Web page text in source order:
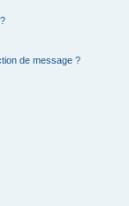
de message ?